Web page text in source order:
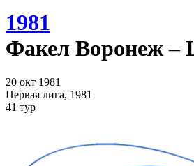
1981
Факел Воронеж –
20 окт 1981
Первая лига, 1981
41 тур